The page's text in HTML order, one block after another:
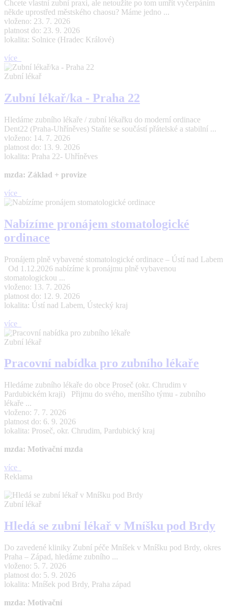
Chcete vlastní zubní praxi, ale netoužíte po tom umřít vyčerpáním
někde uprostřed městského chaosu? Máme jedno ...
vloženo: 23. 7. 2026
platnost do: 23. 9. 2026
lokalita: Solnice (Hradec Králové)
více
Zubní lékař
Zubní lékař/ka - Praha 22
Hledáme zubního lékaře / zubní lékařku do moderní ordinace
Dent22 (Praha-Uhříněves) Staňte se součástí přátelské a stabilní ...
vloženo: 14. 7. 2026
platnost do: 13. 9. 2026
lokalita: Praha 22- Uhříněves
mzda: Základ + provize
více
Nabízíme pronájem stomatologické
ordinace
Pronájem plně vybavené stomatologické ordinace – Ústí nad Labem
Od 1.12.2026 nabízíme k pronájmu plně vybavenou
stomatologickou ...
vloženo: 13. 7. 2026
platnost do: 12. 9. 2026
lokalita: Ústí nad Labem, Ústecký kraj
více
Zubní lékař
Pracovní nabídka pro zubního lékaře
Hledáme zubního lékaře do obce Proseč (okr. Chrudim v
Pardubickém kraji) Přijmu do svého, menšího týmu - zubního
lékaře ...
vloženo: 7. 7. 2026
platnost do: 6. 9. 2026
lokalita: Proseč, okr. Chrudim, Pardubický kraj
mzda: Motivační mzda
více
Reklama
Zubní lékař
Hledá se zubní lékař v Mníšku pod Brdy
Do zavedené kliniky Zubní péče Mníšek v Mníšku pod Brdy, okres
Praha – Západ, hledáme zubního ...
vloženo: 5. 7. 2026
platnost do: 5. 9. 2026
lokalita: Mníšek pod Brdy, Praha západ
mzda: Motivační